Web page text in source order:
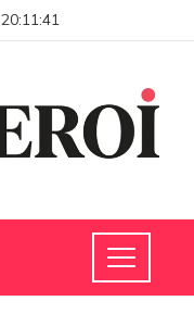
20:11:42